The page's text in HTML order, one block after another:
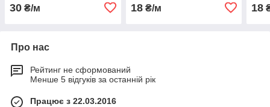
30 ₴/м 18₴/м 18
Про нас
Рейтинг не сформований
Менше 5 відгуків за останній рік
Працює з 22.03.2016